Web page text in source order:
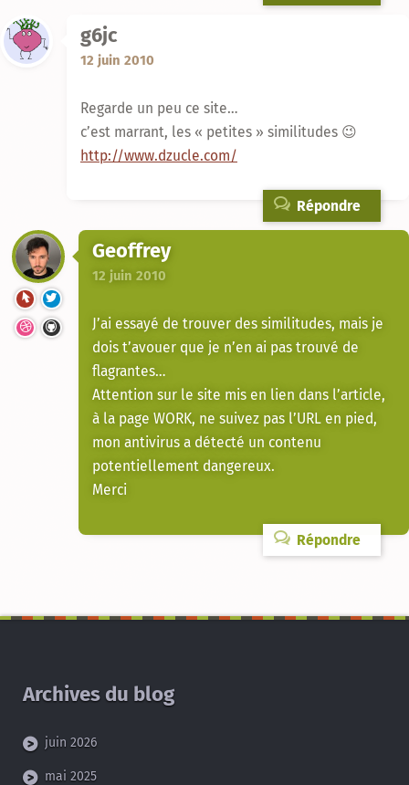
g6jc
12 juin 2010
Regarde un peu ce site…
c’est marrant, les « petites » similitudes 😉
http://www.dzucle.com/
Répondre
Geoffrey
12 juin 2010
J’ai essayé de trouver des similitudes, mais je
dois t’avouer que je n’en ai pas trouvé de
flagrantes…
Attention sur le site mis en lien dans l’article,
à la page WORK, ne suivez pas l’URL en pied,
mon antivirus a détecté un contenu
potentiellement dangereux.
Merci
Répondre
Archives du blog
juin 2026
mai 2025